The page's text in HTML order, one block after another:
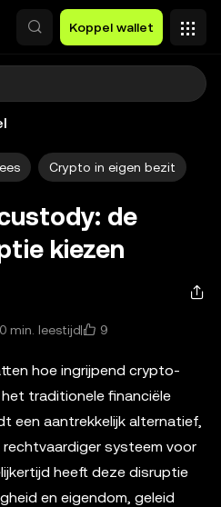
Koppel wallet
Crypto in eigen bezit
de
kiezen
min. leestijd 9
hoe ingrijpend crypto-
traditionele financiële
een aantrekkelijk alternatief,
systeem voor
heeft deze disruptie
en eigendom, geleid